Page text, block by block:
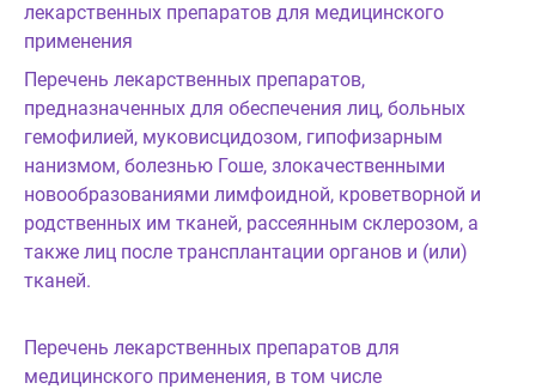
лекарственных препаратов для медицинского
применения
Перечень лекарственных препаратов,
предназначенных для обеспечения лиц, больных
гемофилией, муковисцидозом, гипофизарным
нанизмом, болезнью Гоше, злокачественными
новообразованиями лимфоидной, кроветворной и
родственных им тканей, рассеянным склерозом, а
также лиц после трансплантации органов и (или)
тканей.
Перечень лекарственных препаратов для
медицинского применения, в том числе